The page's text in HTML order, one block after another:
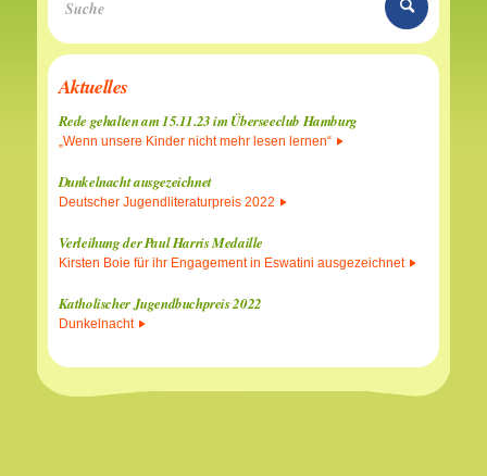
Aktuelles
Rede gehalten am 15.11.23 im Überseeclub Hamburg
„Wenn unsere Kinder nicht mehr lesen lernen“
Dunkelnacht ausgezeichnet
Deutscher Jugendliteraturpreis 2022
Verleihung der Paul Harris Medaille
Kirsten Boie für ihr Engagement in Eswatini ausgezeichnet
Katholischer Jugendbuchpreis 2022
Dunkelnacht